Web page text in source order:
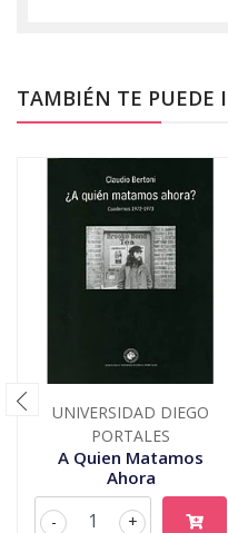
TAMBIÉN TE PUEDE
UNIVERSIDAD DIEGO
PORTALES
A Quien Matamos
Ahora
+
-